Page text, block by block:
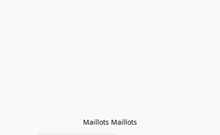
Maillots Maillots